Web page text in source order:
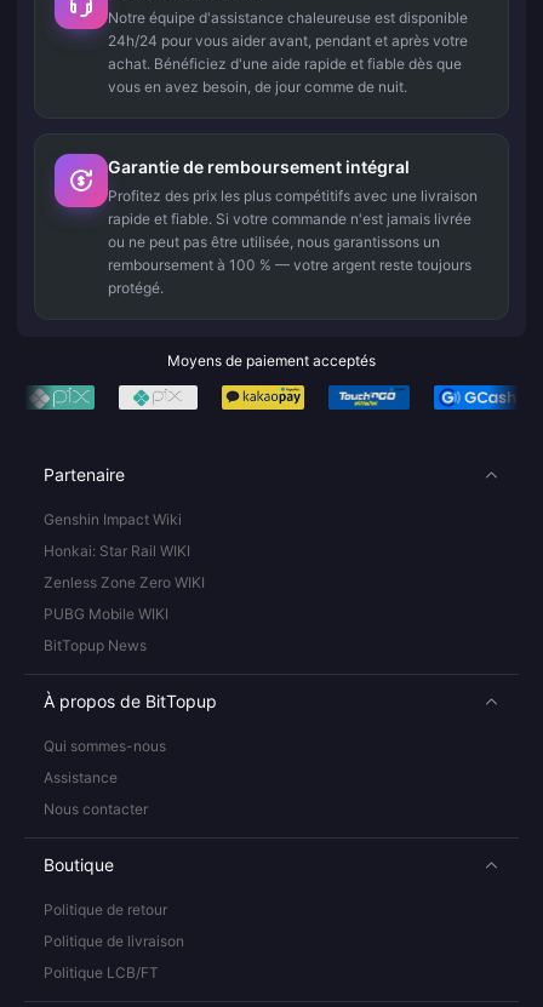
Notre équipe d'assistance chaleureuse est disponible
24h/24 pour vous aider avant, pendant et après votre
achat. Bénéficiez d'une aide rapide et fiable dès que
vous en avez besoin, de jour comme de nuit.
Garantie de remboursement intégral
Profitez des prix les plus compétitifs avec une livraison
rapide et fiable. Si votre commande n'est jamais livrée
ou ne peut pas être utilisée, nous garantissons un
remboursement à 100 % — votre argent reste toujours
protégé.
Moyens de paiement acceptés
Partenaire
Genshin Impact Wiki
Honkai: Star Rail WIKI
Zenless Zone Zero WIKI
PUBG Mobile WIKI
BitTopup News
À propos de BitTopup
Qui sommes-nous
Assistance
Nous contacter
Boutique
Politique de retour
Politique de livraison
Politique LCB/FT